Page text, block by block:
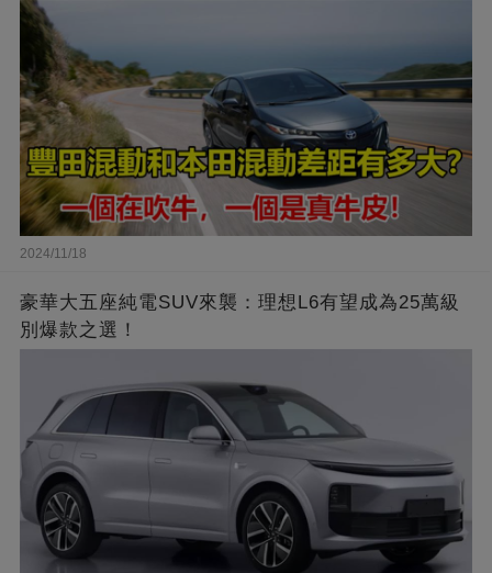
2024/11/18
豪華大五座純電SUV來襲：理想L6有望成為25萬級
別爆款之選！